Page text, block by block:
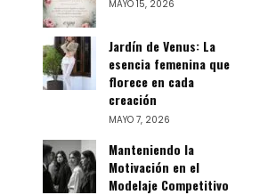
MAYO 15, 2026
Jardín de Venus: La
esencia femenina que
florece en cada
creación
MAYO 7, 2026
Manteniendo la
Motivación en el
Modelaje Competitivo